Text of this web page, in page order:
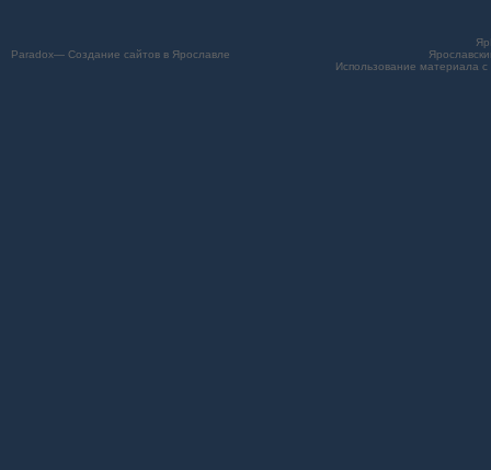
Paradox— Создание сайтов в Ярославле
Использование материала